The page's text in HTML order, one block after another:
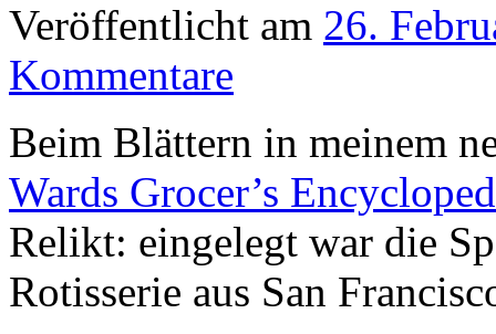
Veröffentlicht am 26.
Kommentare
Beim Blättern in meinem
Wards Grocer’s
Relikt: eingelegt war die
Rotisserie aus San